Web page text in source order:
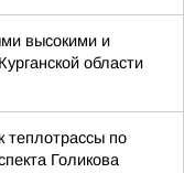
высокими и
области
теплотрассы по
Голикова